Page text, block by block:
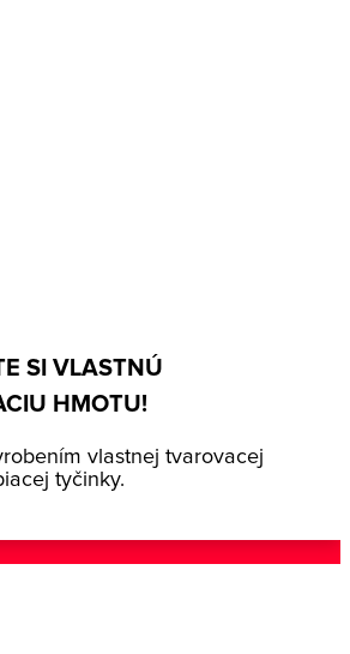
SI VLASTNÚ
HMOTU!
vlastnej tvarovacej
tyčinky.